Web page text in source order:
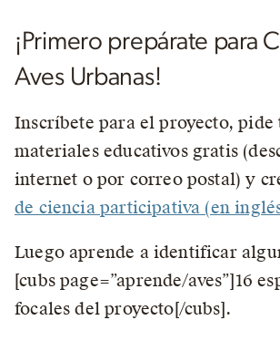
¡Primero prepárate para
Aves Urbanas!
Inscríbete para el proyecto, pide
materiales educativos gratis
internet o por correo postal) y
de ciencia participativa (en
Luego aprende a identificar
[cubs page=”aprende/aves”]16
focales del proyecto[/cubs].